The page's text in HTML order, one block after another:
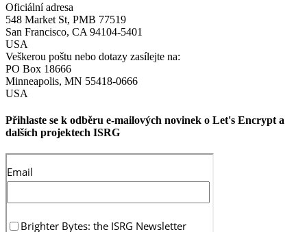
Oficiální adresa
548 Market St, PMB 77519
San Francisco, CA 94104-5401
USA
Veškerou poštu nebo dotazy zasílejte na:
PO Box 18666
Minneapolis, MN 55418-0666
USA
Přihlaste se k odběru e-mailových novinek o Let's Encrypt a
dalších projektech ISRG